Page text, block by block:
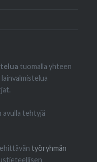
tuomalla yhteen
avulla tehtyjä
työryhmän